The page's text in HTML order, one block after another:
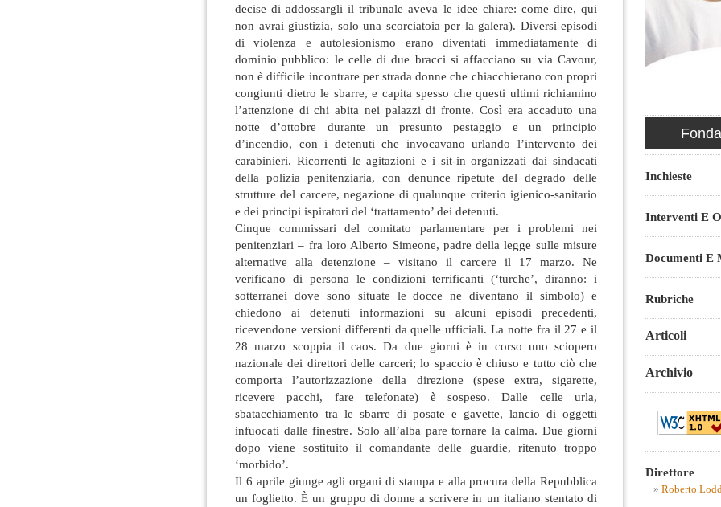
decise di addossargli il tribunale aveva le idee chiare: come dire, qui
non avrai giustizia, solo una scorciatoia per la galera). Diversi episodi
di violenza e autolesionismo erano diventati immediatamente di
dominio pubblico: le celle di due bracci si affacciano su via Cavour,
non è difficile incontrare per strada donne che chiacchierano con propri
congiunti dietro le sbarre, e capita spesso che questi ultimi richiamino
l’attenzione di chi abita nei palazzi di fronte. Così era accaduto una
notte d’ottobre durante un presunto pestaggio e un principio
d’incendio, con i detenuti che invocavano urlando l’intervento dei
carabinieri. Ricorrenti le agitazioni e i sit-in organizzati dai sindacati
della polizia penitenziaria, con denunce ripetute del degrado delle
strutture del carcere, negazione di qualunque criterio igienico-sanitario
e dei principi ispiratori del ‘trattamento’ dei detenuti.
Cinque commissari del comitato parlamentare per i problemi nei
penitenziari – fra loro Alberto Simeone, padre della legge sulle misure
alternative alla detenzione – visitano il carcere il 17 marzo. Ne
verificano di persona le condizioni terrificanti (‘turche’, diranno: i
sotterranei dove sono situate le docce ne diventano il simbolo) e
chiedono ai detenuti informazioni su alcuni episodi precedenti,
ricevendone versioni differenti da quelle ufficiali. La notte fra il 27 e il
28 marzo scoppia il caos. Da due giorni è in corso uno sciopero
nazionale dei direttori delle carceri; lo spaccio è chiuso e tutto ciò che
comporta l’autorizzazione della direzione (spese extra, sigarette,
ricevere pacchi, fare telefonate) è sospeso. Dalle celle urla,
sbatacchiamento tra le sbarre di posate e gavette, lancio di oggetti
infuocati dalle finestre. Solo all’alba pare tornare la calma. Due giorni
dopo viene sostituito il comandante delle guardie, ritenuto troppo
‘morbido’.
Il 6 aprile giunge agli organi di stampa e alla procura della Repubblica
un foglietto. È un gruppo di donne a scrivere in un italiano stentato di
Inchieste
Interventi E
Documenti E
Rubriche
Articoli
Archivio
Direttore
Roberto